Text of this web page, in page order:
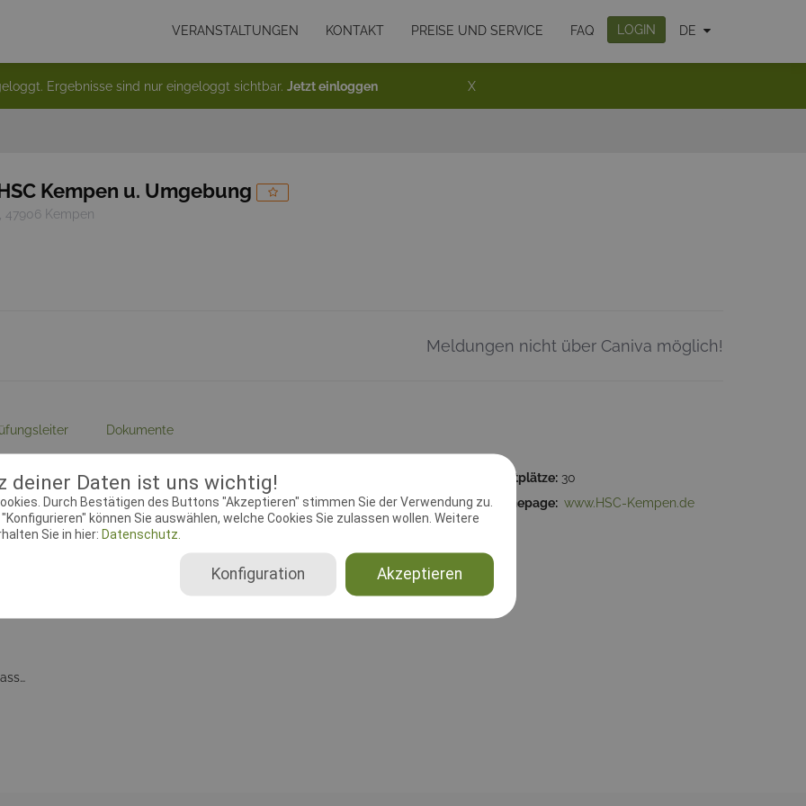
deiner Daten ist uns wichtig!
Durch Bestätigen des Buttons "Akzeptieren" stimmen Sie der Verwendung zu.
können Sie auswählen, welche Cookies Sie zulassen wollen. Weitere
Sie in hier: Datenschutz.
Akzeptieren
Konfiguration
VERANSTALTUNGEN KONTAKT PREISE UND SERVICE FAQ LOGIN DE
Ergebnisse sind nur eingeloggt sichtbar. Jetzt einloggen X
Kempen u. Umgebung
47906 Kempen
Meldungen nicht über Caniva möglich!
Dokumente
30.11.2018 00:00:00 Meldeschluss: Startplätze: 30
Verein: HSC Kempen
e.V., 5-7-21
Adresse: Voesch 64, 47906 Kempen Homepage: www.HSC-Kempen.de
Beginner (2025), Klasse 1 (2025), Klasse 2 (2025), Klasse 3 (2025)